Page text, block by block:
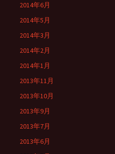
2014年6月
2014年5月
2014年3月
2014年2月
2014年1月
2013年11月
2013年10月
2013年9月
2013年7月
2013年6月